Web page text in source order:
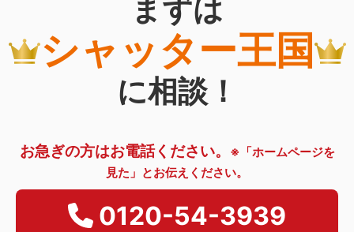
まずは
シャッター王国
に相談！
お急ぎの方はお電話ください。
※「ホームページを
見た」とお伝えください。
0120-54-3939